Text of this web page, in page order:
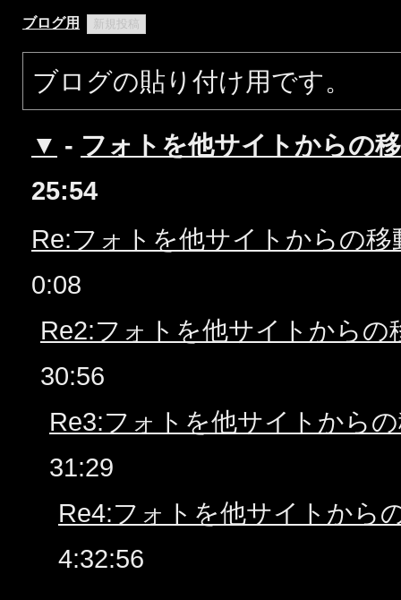
ブログ用
ブログの貼り付け用です。
▼ - フォトを他サイトからの
25:54
Re:フォトを他サイトからの移
0:08
Re2:フォトを他サイトからの
30:56
Re3:フォトを他サイトから
31:29
Re4:フォトを他サイトから
4:32:56